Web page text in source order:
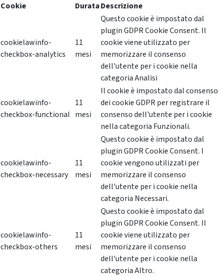
Cookie
DurataDescrizione
cookielawinfo-
checkbox-analytics
11
mesi
Questo cookie è impostato dal
plugin GDPR Cookie Consent. Il
cookie viene utilizzato per
memorizzare il consenso
dell'utente per i cookie nella
categoria Analisi
cookielawinfo-
checkbox-functional
11
mesi
Il cookie è impostato dal consenso
dei cookie GDPR per registrare il
consenso dell'utente per i cookie
nella categoria Funzionali.
cookielawinfo-
checkbox-necessary
11
mesi
Questo cookie è impostato dal
plugin GDPR Cookie Consent. I
cookie vengono utilizzati per
memorizzare il consenso
dell'utente per i cookie nella
categoria Necessari.
cookielawinfo-
checkbox-others
11
mesi
Questo cookie è impostato dal
plugin GDPR Cookie Consent. Il
cookie viene utilizzato per
memorizzare il consenso
dell'utente per i cookie nella
categoria Altro.